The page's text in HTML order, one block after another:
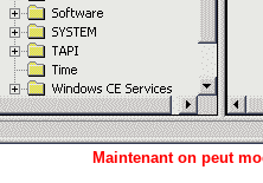
Maintenant on peut